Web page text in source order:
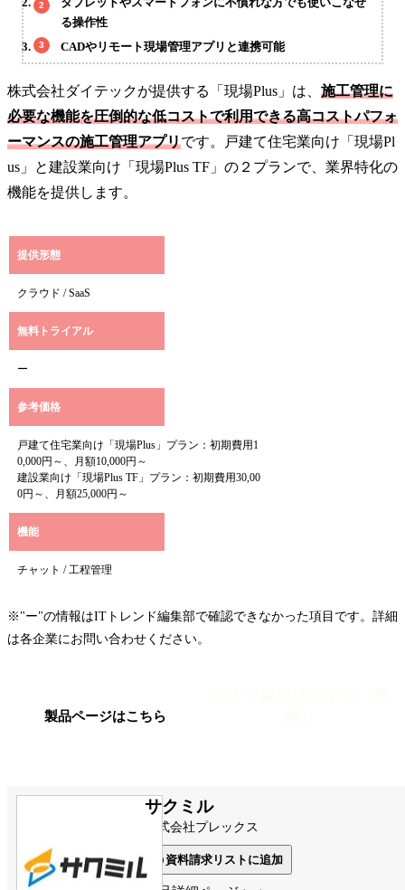
る操作性
CADやリモート現場管理アプリと連携可能
株式会社ダイテックが提供する「現場Plus」は、 施工管理に
必要な機能を圧倒的な低コストで利用できる高コストパフォ
ーマンスの施工管理アプリです。戸建て住宅業向け「現場Pl
us」と建設業向け「現場Plus TF」の２プランで、業界特化の
機能を提供します。
提供形態
クラウド / SaaS
無料トライアル
ー
参考価格
戸建て住宅業向け「現場Plus」プラン：初期費用1
0,000円～、月額10,000円～
建設業向け「現場Plus TF」プラン：初期費用30,00
0円～、月額25,000円～
機能
チャット / 工程管理
※"ー"の情報はITトレンド編集部で確認できなかった項目です。詳細
は各企業にお問い合わせください。
製品ページはこちら
サクミル
株式会社プレックス
資料請求リストに追加